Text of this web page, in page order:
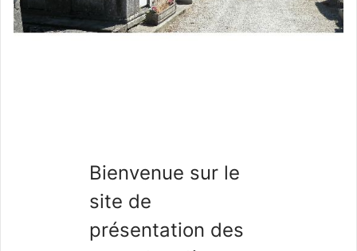
Bienvenue sur le
site de
présentation des